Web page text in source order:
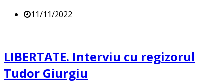
11/11/2022
LIBERTATE. Interviu cu regizorul
Tudor Giurgiu